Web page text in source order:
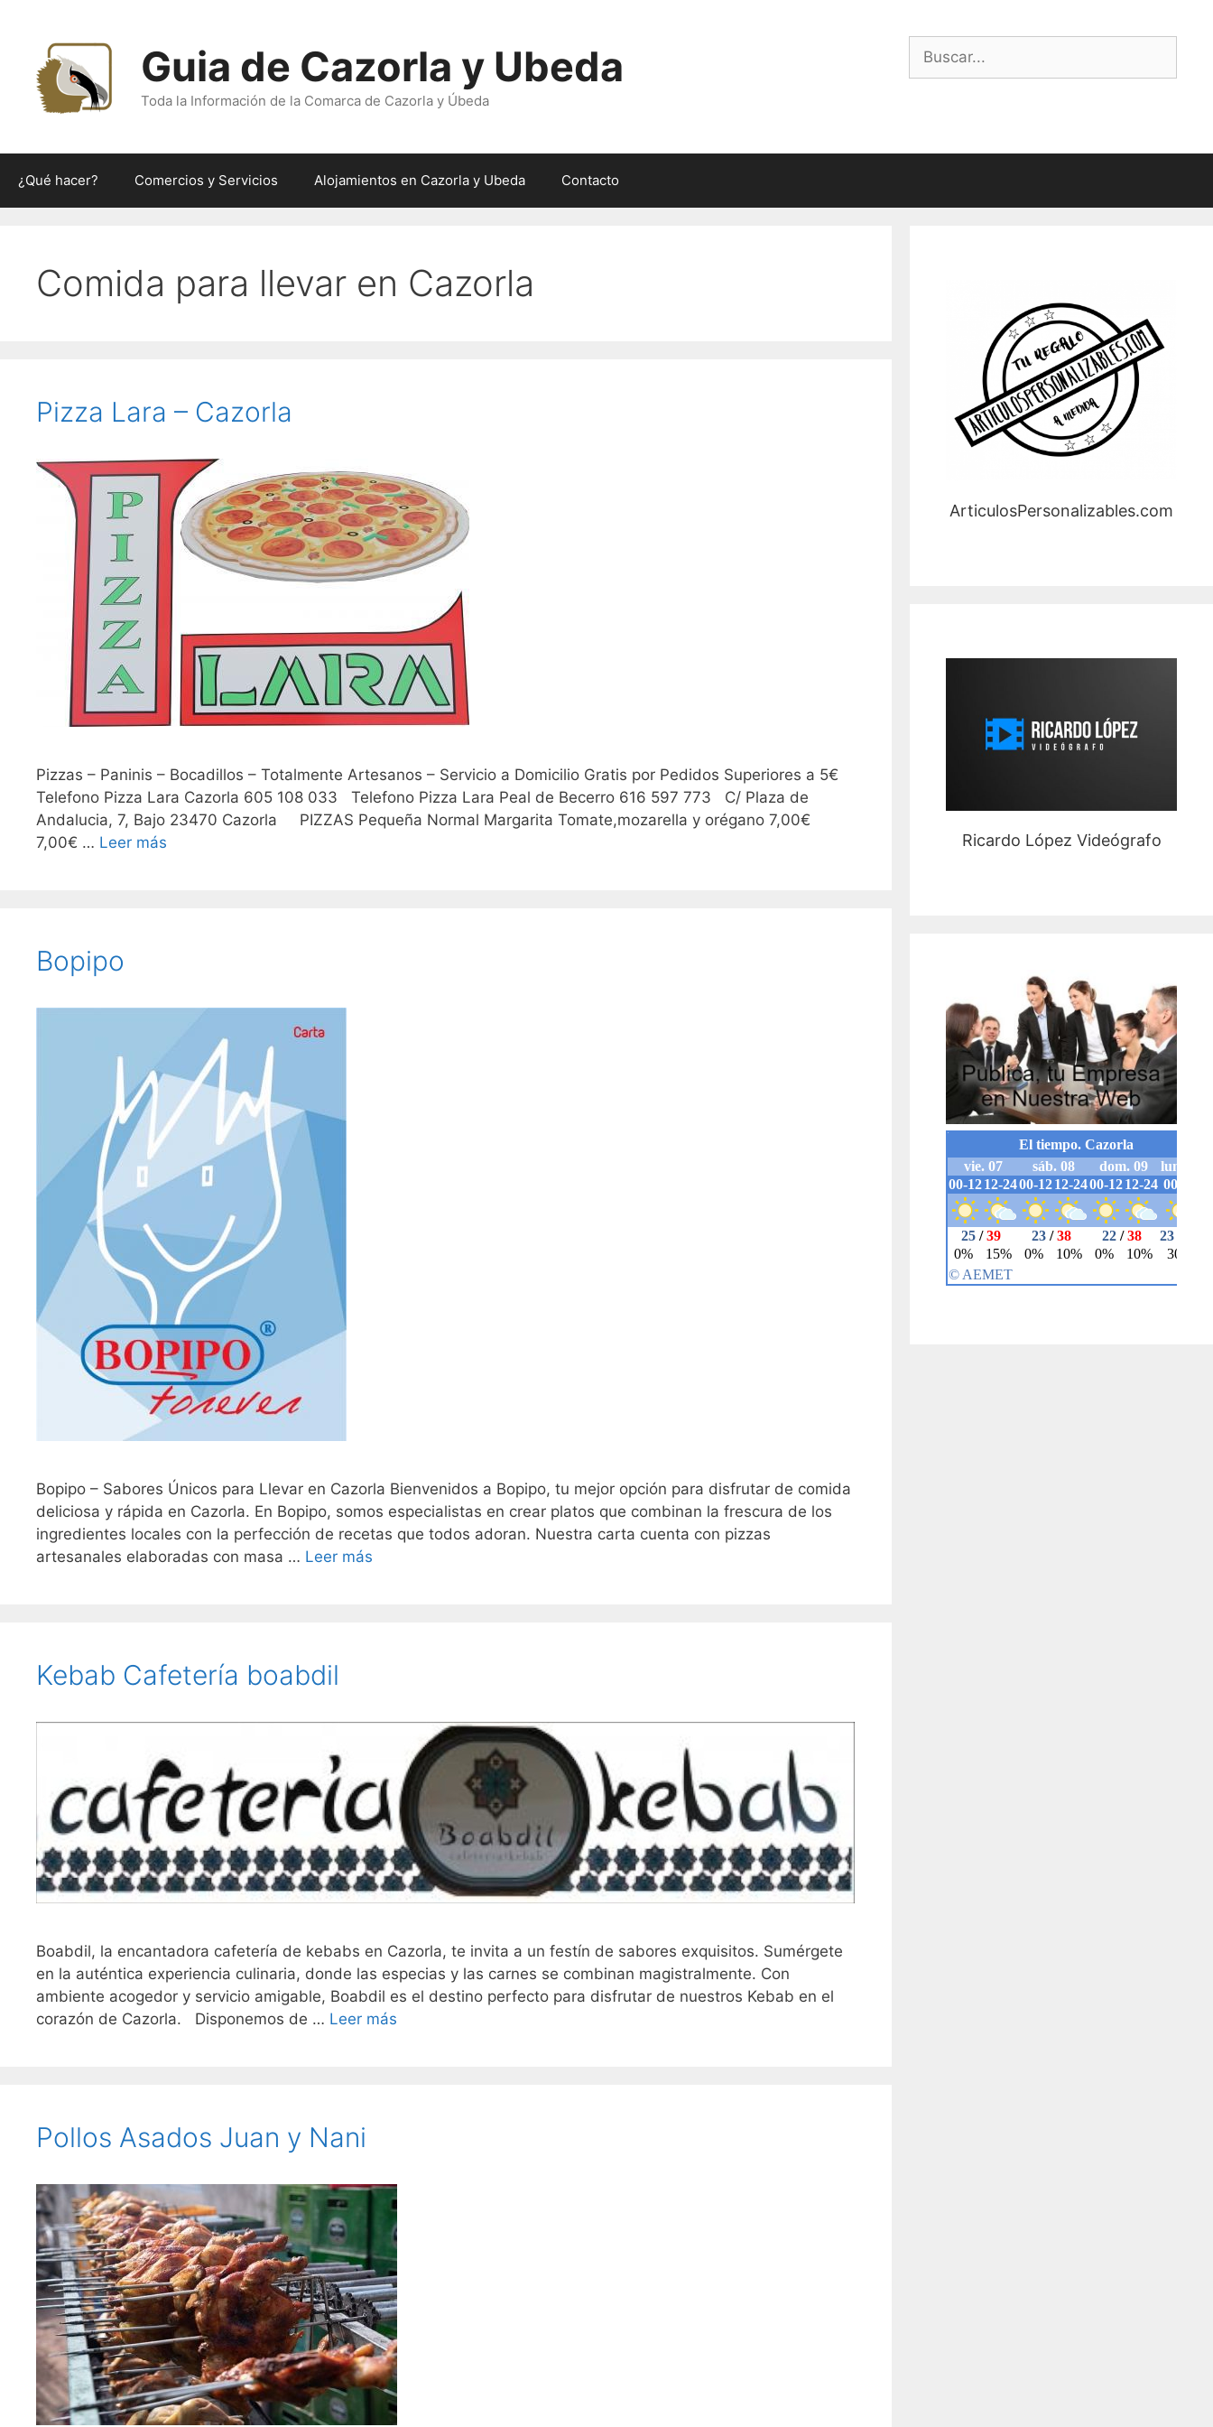
contenido
Buscar:
Guia de Cazorla y Ubeda
Toda la Información de la Comarca de Cazorla y Úbeda
¿Qué hacer? Comercios y Servicios Alojamientos en Cazorla y Ubeda Contacto
Comida para llevar en Cazorla
Pizza Lara – Cazorla
Pizzas – Paninis – Bocadillos – Totalmente Artesanos – Servicio a Domicilio Gratis por Pedidos Superiores a 5€
Telefono Pizza Lara Cazorla 605 108 033 Telefono Pizza Lara Peal de Becerro 616 597 773 C/ Plaza de
Andalucia, 7, Bajo 23470 Cazorla PIZZAS Pequeña Normal Margarita Tomate,mozarella y orégano 7,00€
7,00€ … Leer más
Bopipo
Bopipo – Sabores Únicos para Llevar en Cazorla Bienvenidos a Bopipo, tu mejor opción para disfrutar de comida
deliciosa y rápida en Cazorla. En Bopipo, somos especialistas en crear platos que combinan la frescura de los
ingredientes locales con la perfección de recetas que todos adoran. Nuestra carta cuenta con pizzas
artesanales elaboradas con masa … Leer más
Kebab Cafetería boabdil
Boabdil, la encantadora cafetería de kebabs en Cazorla, te invita a un festín de sabores exquisitos. Sumérgete
en la auténtica experiencia culinaria, donde las especias y las carnes se combinan magistralmente. Con
ambiente acogedor y servicio amigable, Boabdil es el destino perfecto para disfrutar de nuestros Kebab en el
corazón de Cazorla. Disponemos de … Leer más
Pollos Asados Juan y Nani
ArticulosPersonalizables.com
Ricardo López Videógrafo